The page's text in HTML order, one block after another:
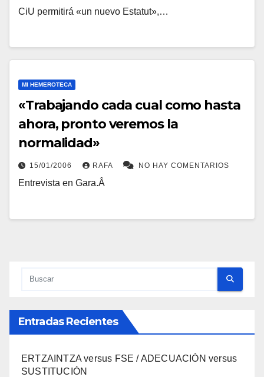
CiU permitirá «un nuevo Estatut»,…
MI HEMEROTECA
«Trabajando cada cual como hasta
ahora, pronto veremos la
normalidad»
15/01/2006 RAFA NO HAY COMENTARIOS
Entrevista en Gara.Â
Entradas Recientes
ERTZAINTZA versus FSE / ADECUACIÓN versus
SUSTITUCIÓN